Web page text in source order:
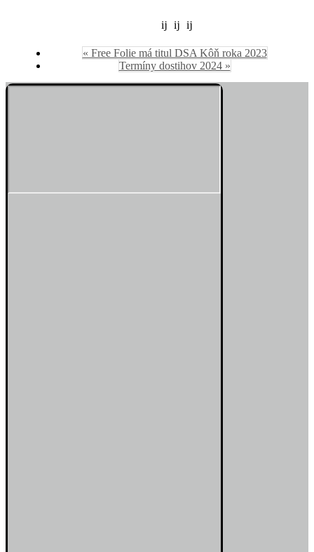
« Free Folie má titul DSA Kôň roka 2023
Termíny dostihov 2024 »